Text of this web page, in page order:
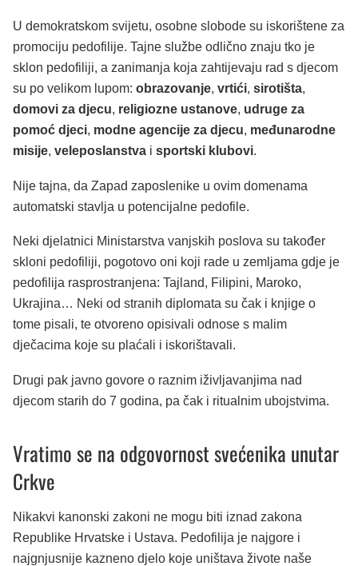
U demokratskom svijetu, osobne slobode su iskorištene za
promociju pedofilije. Tajne službe odlično znaju tko je
sklon pedofiliji, a zanimanja koja zahtijevaju rad s djecom
su po velikom lupom: obrazovanje, vrtići, sirotišta,
domovi za djecu, religiozne ustanove, udruge za
pomoć djeci, modne agencije za djecu, međunarodne
misije, veleposlanstva i sportski klubovi.
Nije tajna, da Zapad zaposlenike u ovim domenama
automatski stavlja u potencijalne pedofile.
Neki djelatnici Ministarstva vanjskih poslova su također
skloni pedofiliji, pogotovo oni koji rade u zemljama gdje je
pedofilija rasprostranjena: Tajland, Filipini, Maroko,
Ukrajina… Neki od stranih diplomata su čak i knjige o
tome pisali, te otvoreno opisivali odnose s malim
dječacima koje su plaćali i iskorištavali.
Drugi pak javno govore o raznim iživljavanjima nad
djecom starih do 7 godina, pa čak i ritualnim ubojstvima.
Vratimo se na odgovornost svećenika unutar
Crkve
Nikakvi kanonski zakoni ne mogu biti iznad zakona
Republike Hrvatske i Ustava. Pedofilija je najgore i
najgnjusnije kazneno djelo koje uništava živote naše